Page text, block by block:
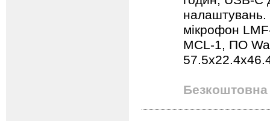
налаштувань.
мікрофон
MCL-1, ПО
Безкоштовна